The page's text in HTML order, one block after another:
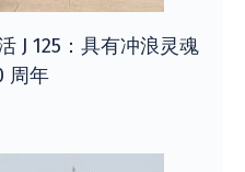
J 125：具有冲浪灵魂
周年